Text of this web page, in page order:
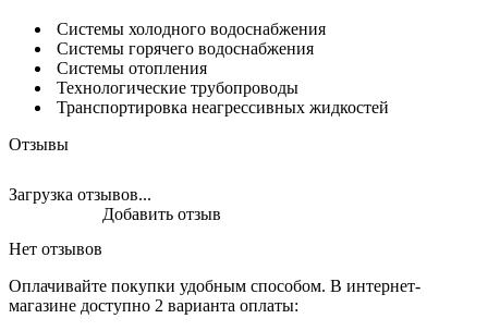
Системы холодного водоснабжения
Системы горячего водоснабжения
Системы отопления
Технологические трубопроводы
Транспортировка неагрессивных жидкостей
Отзывы
Загрузка отзывов...
Нет отзывов
Добавить отзыв
Оплачивайте покупки удобным способом. В интернет-
магазине доступно 2 варианта оплаты: